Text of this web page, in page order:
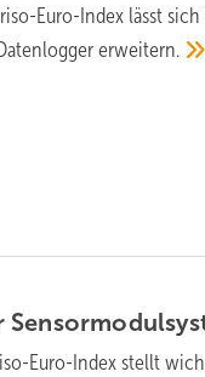
Euro-Index lässt
erweitern.
Euro-Index stellt